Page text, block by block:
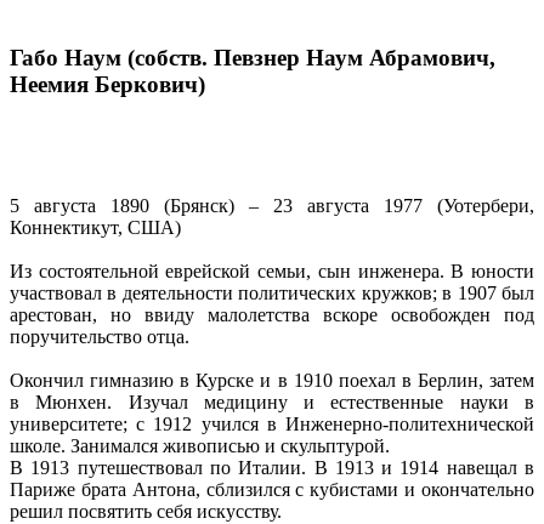
Габо Наум (собств. Певзнер Наум Абрамович,
Неемия Беркович)
5 августа 1890 (Брянск) – 23 августа 1977 (Уотербери,
Коннектикут, США)
Из состоятельной еврейской семьи, сын инженера. В юности
участвовал в деятельности политических кружков; в 1907 был
арестован, но ввиду малолетства вскоре освобожден под
поручительство отца.
Окончил гимназию в Курске и в 1910 поехал в Берлин, затем
в Мюнхен. Изучал медицину и естественные науки в
университете; с 1912 учился в Инженерно-политехнической
школе. Занимался живописью и скульптурой.
В 1913 путешествовал по Италии. В 1913 и 1914 навещал в
Париже брата Антона, сблизился с кубистами и окончательно
решил посвятить себя искусству.